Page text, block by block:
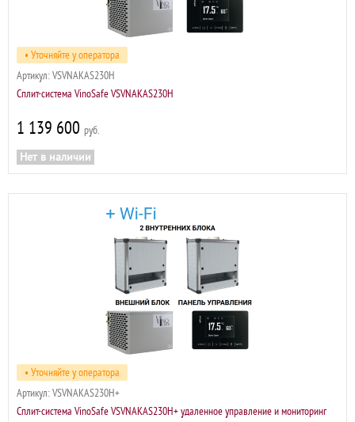
• Уточняйте у оператора
Артикул: VSVNAKAS230H
Сплит-система VinoSafe VSVNAKAS230H
1 139 600 р
Нет в наличии
• Уточняйте у оператора
Артикул: VSVNAKAS230H+
Сплит-система VinoSafe VSVNAKAS230H+ удаленное управление и мониторинг